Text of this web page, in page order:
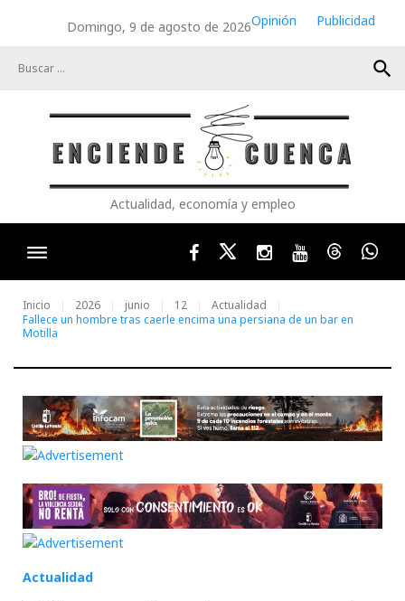
Domingo, 9 de agosto de 2026Opinión
Publicidad
search
Actualidad, economía y empleo
FacebookTwitterInstagram
YoutubeThreads
Inicio 2026 junio 12
Actualidad
Fallece un hombre tras caerle encima una persiana de un bar en
Motilla
Actualidad